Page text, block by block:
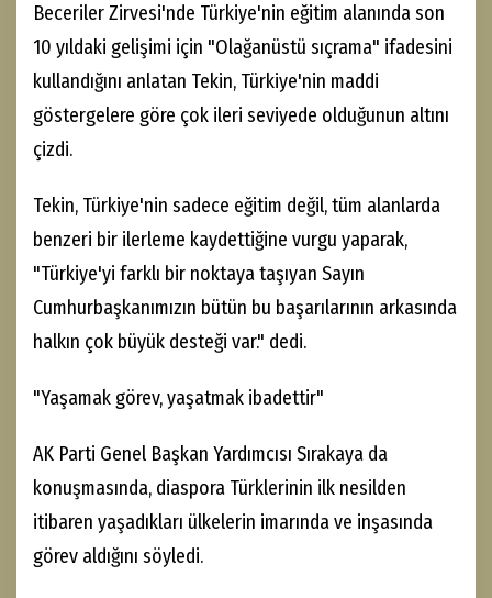
Beceriler Zirvesi'nde Türkiye'nin eğitim alanında son
10 yıldaki gelişimi için "Olağanüstü sıçrama" ifadesini
kullandığını anlatan Tekin, Türkiye'nin maddi
göstergelere göre çok ileri seviyede olduğunun altını
çizdi.
Tekin, Türkiye'nin sadece eğitim değil, tüm alanlarda
benzeri bir ilerleme kaydettiğine vurgu yaparak,
"Türkiye'yi farklı bir noktaya taşıyan Sayın
Cumhurbaşkanımızın bütün bu başarılarının arkasında
halkın çok büyük desteği var." dedi.
"Yaşamak görev, yaşatmak ibadettir"
AK Parti Genel Başkan Yardımcısı Sırakaya da
konuşmasında, diaspora Türklerinin ilk nesilden
itibaren yaşadıkları ülkelerin imarında ve inşasında
görev aldığını söyledi.